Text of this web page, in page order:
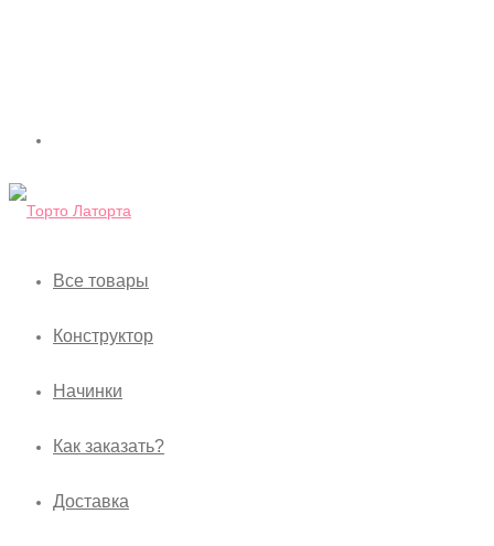
Все товары
Конструктор
Начинки
Как заказать?
Доставка